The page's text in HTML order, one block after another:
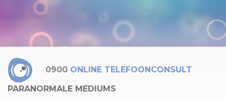
0900 ONLINE TELEFOONCONSULT
PARANORMALE MEDIUMS